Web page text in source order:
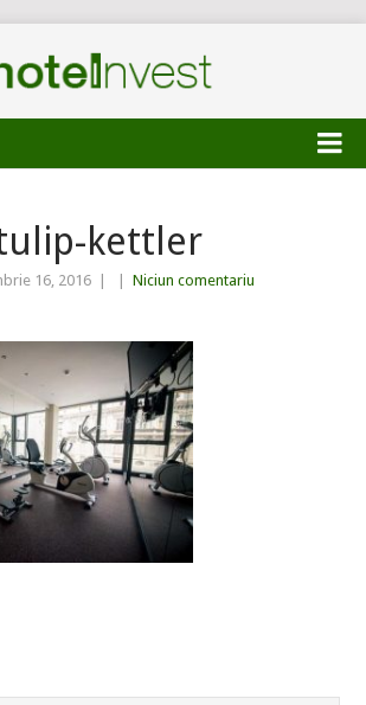
kettler
16, 2016 Niciun comentariu